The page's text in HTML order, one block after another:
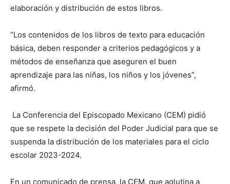
elaboración y distribución de estos libros.
“Los contenidos de los libros de texto para educación
básica, deben responder a criterios pedagógicos y a
métodos de enseñanza que aseguren el buen
aprendizaje para las niñas, los niños y los jóvenes”,
afirmó.
La Conferencia del Episcopado Mexicano (CEM) pidió
que se respete la decisión del Poder Judicial para que se
suspenda la distribución de los materiales para el ciclo
escolar 2023-2024.
En un comunicado de prensa, la CEM, que aglutina a